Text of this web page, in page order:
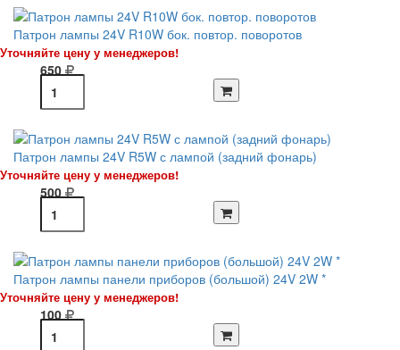
Патрон лампы 24V R10W бок. повтор. поворотов
Уточняйте цену у менеджеров!
650
Патрон лампы 24V R5W с лампой (задний фонарь)
Уточняйте цену у менеджеров!
500
Патрон лампы панели приборов (большой) 24V 2W *
Уточняйте цену у менеджеров!
100